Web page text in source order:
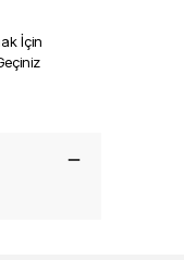
İçin